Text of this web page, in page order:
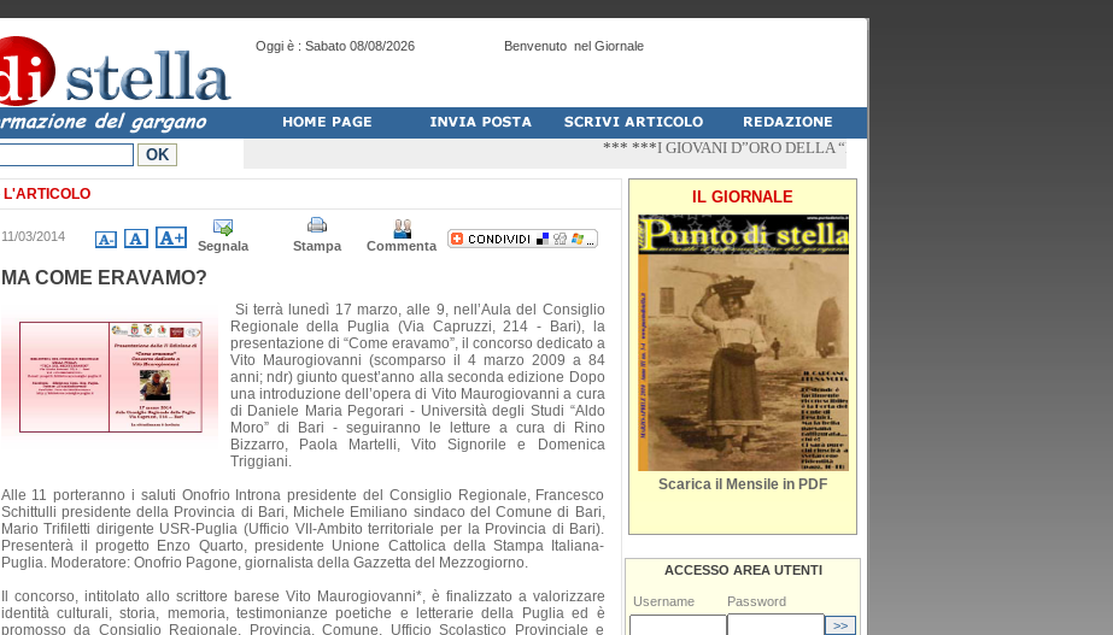
Oggi è : Sabato 08/08/2026 Benvenuto nel Giornale
*** ***I GIOVANI D”ORO DELLA “PALESTRA-DO” DI PESCHICI
L'ARTICOLO
11/03/2014
Segnala Stampa Commenta
MA COME ERAVAMO?
Si terrà lunedì 17 marzo, alle 9, nell’Aula del Consiglio
Regionale della Puglia (Via Capruzzi, 214 - Bari), la
presentazione di “Come eravamo”, il concorso dedicato a
Vito Maurogiovanni (scomparso il 4 marzo 2009 a 84
anni; ndr) giunto quest’anno alla seconda edizione Dopo
una introduzione dell’opera di Vito Maurogiovanni a cura
di Daniele Maria Pegorari - Università degli Studi “Aldo
Moro” di Bari - seguiranno le letture a cura di Rino
Bizzarro, Paola Martelli, Vito Signorile e Domenica
Triggiani.
Alle 11 porteranno i saluti Onofrio Introna presidente del Consiglio Regionale, Francesco
Schittulli presidente della Provincia di Bari, Michele Emiliano sindaco del Comune di Bari,
Mario Trifiletti dirigente USR-Puglia (Ufficio VII-Ambito territoriale per la Provincia di Bari).
Presenterà il progetto Enzo Quarto, presidente Unione Cattolica della Stampa Italiana-
Puglia. Moderatore: Onofrio Pagone, giornalista della Gazzetta del Mezzogiorno.
Il concorso, intitolato allo scrittore barese Vito Maurogiovanni*, è finalizzato a valorizzare
identità culturali, storia, memoria, testimonianze poetiche e letterarie della Puglia ed è
promosso da Consiglio Regionale, Provincia, Comune, Ufficio Scolastico Provinciale e
IL GIORNALE
Scarica il Mensile in PDF
ACCESSO AREA UTENTI
Username Password